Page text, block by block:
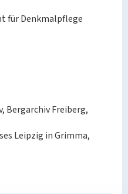
für Denkmalpflege
Bergarchiv Freiberg,
Leipzig in Grimma,